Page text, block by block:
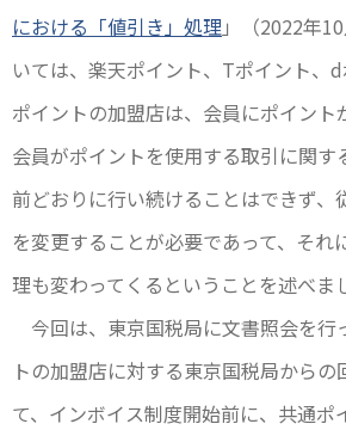
における「値引き」処理」（2022年
いては、楽天ポイント、Tポイント、
ポイントの加盟店は、会員にポイント
会員がポイントを使用する取引に関す
前どおりに行い続けることはできず、
を変更することが必要であって、それ
理も変わってくるということを述べま
今回は、東京国税局に文書照会を行
トの加盟店に対する東京国税局からの
て、インボイス制度開始前に、共通ポ